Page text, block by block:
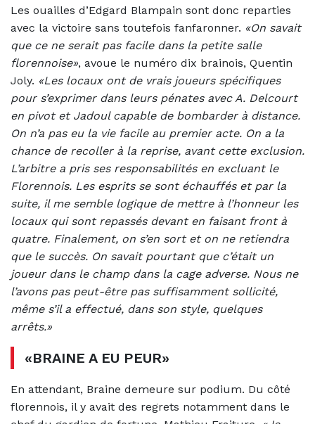
Les ouailles d’Edgard Blampain sont donc reparties
avec la victoire sans toutefois fanfaronner. «On savait
que ce ne serait pas facile dans la petite salle
florennoise», avoue le numéro dix brainois, Quentin
Joly. «Les locaux ont de vrais joueurs spécifiques
pour s’exprimer dans leurs pénates avec A. Delcourt
en pivot et Jadoul capable de bombarder à distance.
On n’a pas eu la vie facile au premier acte. On a la
chance de recoller à la reprise, avant cette exclusion.
L’arbitre a pris ses responsabilités en excluant le
Florennois. Les esprits se sont échauffés et par la
suite, il me semble logique de mettre à l’honneur les
locaux qui sont repassés devant en faisant front à
quatre. Finalement, on s’en sort et on ne retiendra
que le succès. On savait pourtant que c’était un
joueur dans le champ dans la cage adverse. Nous ne
l’avons pas peut-être pas suffisamment sollicité,
même s’il a effectué, dans son style, quelques
arrêts.»
«BRAINE A EU PEUR»
En attendant, Braine demeure sur podium. Du côté
florennois, il y avait des regrets notamment dans le